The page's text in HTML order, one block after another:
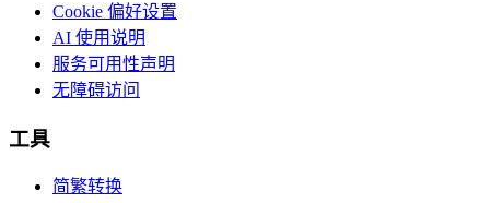
Cookie 偏好设置
AI 使用说明
服务可用性声明
无障碍访问
工具
简繁转换